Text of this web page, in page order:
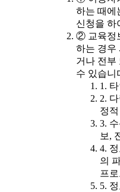
하는 때에
신청을 하
② 교육정
하는 경우
거나 전부
수 있습니
1.
2.
정
3.
보,
4.
의
프
5.